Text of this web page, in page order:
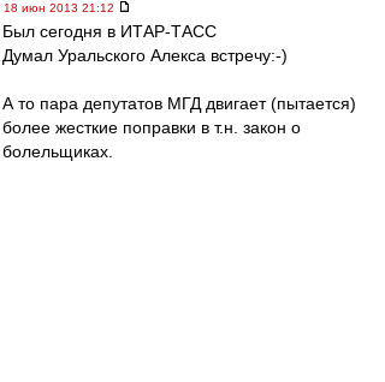
18 июн 2013 21:12
Был сегодня в ИТАР-ТАСС
Думал Уральского Алекса встречу:-)
А то пара депутатов МГД двигает (пытается)
более жесткие поправки в т.н. закон о
болельщиках.